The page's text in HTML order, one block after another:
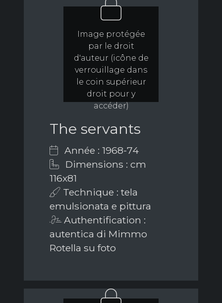
Image protégée
par le droit
d'auteur (icône de
verrouillage dans
le coin supérieur
droit pour y
accéder)
The servants
Année : 1968-74
Dimensions : cm
116x81
Technique : tela
emulsionata e pittura
Authentification :
autentica di Mimmo
Rotella su foto